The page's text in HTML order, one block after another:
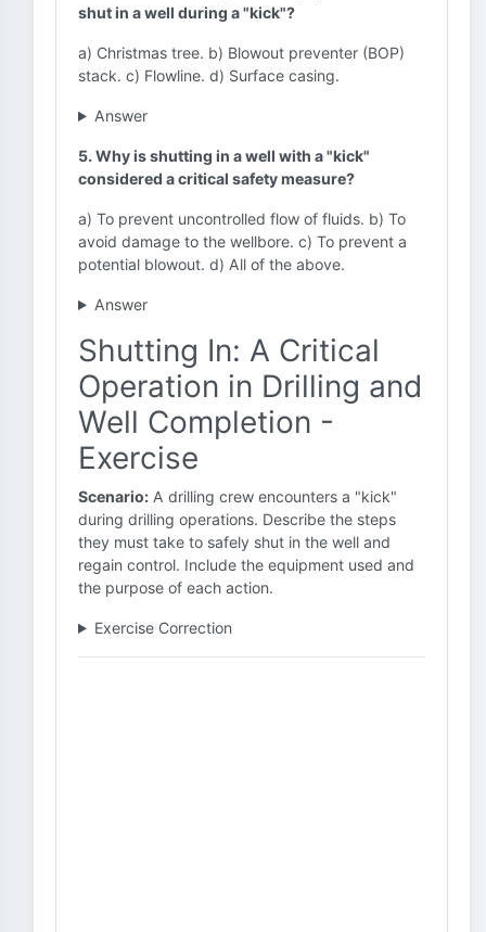
shut in a well during a "kick"?
a) Christmas tree. b) Blowout preventer (BOP)
stack. c) Flowline. d) Surface casing.
Answer
5. Why is shutting in a well with a "kick"
considered a critical safety measure?
a) To prevent uncontrolled flow of fluids. b) To
avoid damage to the wellbore. c) To prevent a
potential blowout. d) All of the above.
Answer
Shutting In: A Critical
Operation in Drilling and
Well Completion -
Exercise
Scenario: A drilling crew encounters a "kick"
during drilling operations. Describe the steps
they must take to safely shut in the well and
regain control. Include the equipment used and
the purpose of each action.
Exercise Correction